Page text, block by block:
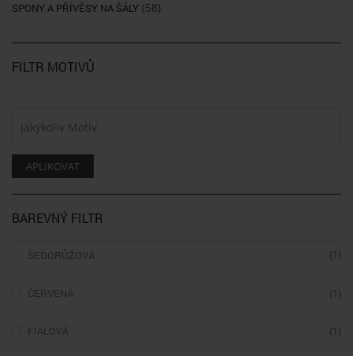
SPONY A PŘÍVĚSY NA ŠÁLY (58)
FILTR MOTIVŮ
APLIKOVAT
BAREVNÝ FILTR
ŠEDORŮŽOVÁ (1)
ČERVENÁ (1)
FIALOVÁ (1)